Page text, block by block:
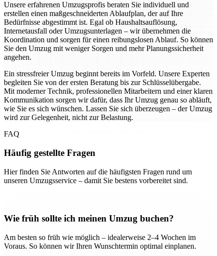
Unsere erfahrenen Umzugsprofis beraten Sie individuell und
erstellen einen maßgeschneiderten Ablaufplan, der auf Ihre
Bedürfnisse abgestimmt ist. Egal ob Haushaltsauflösung,
Internetausfall oder Umzugsunterlagen – wir übernehmen die
Koordination und sorgen für einen reibungslosen Ablauf. So können
Sie den Umzug mit weniger Sorgen und mehr Planungssicherheit
angehen.
Ein stressfreier Umzug beginnt bereits im Vorfeld. Unsere Experten
begleiten Sie von der ersten Beratung bis zur Schlüsselübergabe.
Mit moderner Technik, professionellen Mitarbeitern und einer klaren
Kommunikation sorgen wir dafür, dass Ihr Umzug genau so abläuft,
wie Sie es sich wünschen. Lassen Sie sich überzeugen – der Umzug
wird zur Gelegenheit, nicht zur Belastung.
FAQ
Häufig gestellte Fragen
Hier finden Sie Antworten auf die häufigsten Fragen rund um
unseren Umzugsservice – damit Sie bestens vorbereitet sind.
Wie früh sollte ich meinen Umzug buchen?
Am besten so früh wie möglich – idealerweise 2–4 Wochen im
Voraus. So können wir Ihren Wunschtermin optimal einplanen.